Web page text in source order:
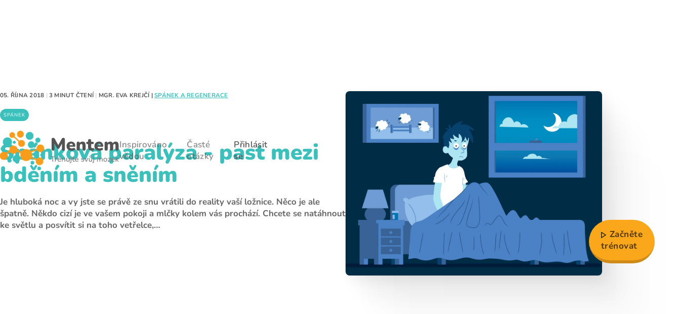
Inspirováno
vědou
Časté
otázky
Přihlásit
se
Zapomněli jste heslo?
Přihlásit se
Začněte
trénovat
denní trénink?
05. ŘÍJNA 2018 | 3 MINUT ČTENÍ | MGR. EVA KREJČÍ |SPÁNEK A REGENERACE
SPÁNEK
Spánková paralýza - past mezi
bděním a sněním
Je hluboká noc a vy jste se právě ze snu vrátili do reality vaší ložnice. Něco je ale
špatně. Někdo cizí je ve vašem pokoji a mlčky kolem vás prochází. Chcete se natáhnout
ke světlu a posvítit si na toho vetřelce,…